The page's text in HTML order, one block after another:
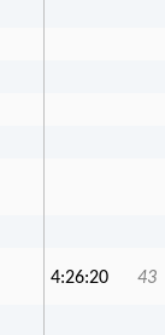
4:26:20 43